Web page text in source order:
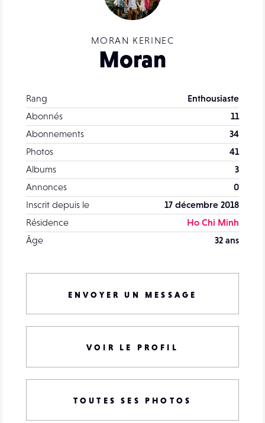
MORAN KERINEC
Moran
Rang
Enthousiaste
Abonnés
11
Abonnements
34
Photos
41
Albums
3
Annonces
0
Inscrit depuis le
17 décembre 2018
Résidence
Ho Chi Minh
Âge
32 ans
ENVOYER UN MESSAGE
VOIR LE PROFIL
TOUTES SES PHOTOS